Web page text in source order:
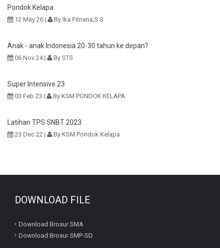
Pondok Kelapa
12 May 26 | By Ika Fitriana,S.S
Anak - anak Indonesia 20-30 tahun ke depan?
06 Nov 24 | By STS
Super Intensive 23
03 Feb 23 | By KSM PONDOK KELAPA
Latihan TPS SNBT 2023
23 Dec 22 | By KSM Pondok Kelapa
DOWNLOAD FILE
Download Brosur SMA
Download Brosur SMP-SD